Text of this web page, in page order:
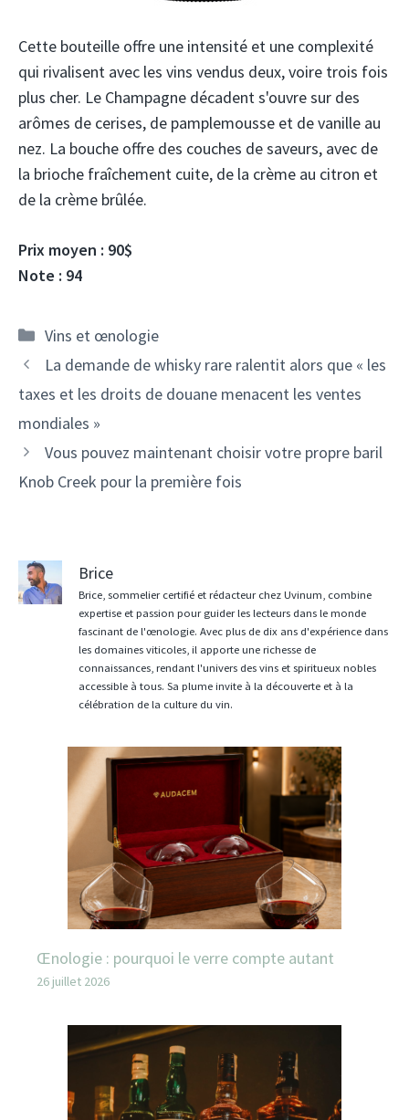
Cette bouteille offre une intensité et une complexité
qui rivalisent avec les vins vendus deux, voire trois fois
plus cher. Le Champagne décadent s'ouvre sur des
arômes de cerises, de pamplemousse et de vanille au
nez. La bouche offre des couches de saveurs, avec de
la brioche fraîchement cuite, de la crème au citron et
de la crème brûlée.
Prix ​​moyen : 90$
Note : 94
Catégories
Vins et œnologie
Navigation
des
La demande de whisky rare ralentit alors que « les
taxes et les droits de douane menacent les ventes
mondiales »
Vous pouvez maintenant choisir votre propre baril
Knob Creek pour la première fois
Brice
Brice, sommelier certifié et rédacteur chez Uvinum, combine
expertise et passion pour guider les lecteurs dans le monde
fascinant de l'œnologie. Avec plus de dix ans d'expérience dans
les domaines viticoles, il apporte une richesse de
connaissances, rendant l'univers des vins et spiritueux nobles
accessible à tous. Sa plume invite à la découverte et à la
célébration de la culture du vin.
Œnologie : pourquoi le verre compte autant
26 juillet 2026